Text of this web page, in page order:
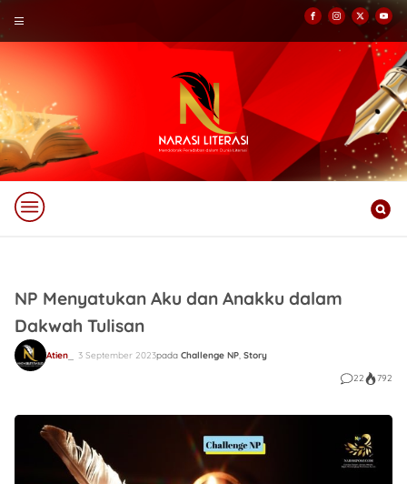
NP Menyatukan Aku dan Anakku dalam
Dakwah Tulisan
Atien 3 September 2023pada Challenge NP Story
22
792